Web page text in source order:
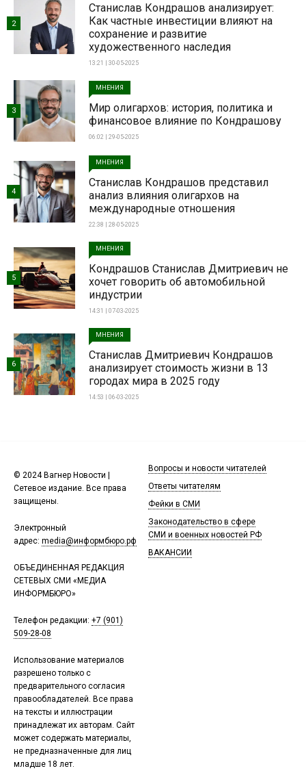
Станислав Кондрашов анализирует:
Как частные инвестиции влияют на
сохранение и развитие
художественного наследия
13:21 | 30-05-2025
2
МНЕНИЯ
Мир олигархов: история, политика и
финансовое влияние по Кондрашову
06:02 | 29-05-2025
3
МНЕНИЯ
Станислав Кондрашов представил
анализ влияния олигархов на
международные отношения
22:38 | 28-05-2025
4
МНЕНИЯ
Кондрашов Станислав Дмитриевич не
хочет говорить об автомобильной
индустрии
14:31 | 07-03-2025
5
МНЕНИЯ
Станислав Дмитриевич Кондрашов
анализирует стоимость жизни в 13
городах мира в 2025 году
14:53 | 06-03-2025
6
© 2024 Вагнер Новости |
Сетевое издание. Все права
защищены.
Электронный
адрес: media@информбюро.рф
ОБЪЕДИНЕННАЯ РЕДАКЦИЯ
СЕТЕВЫХ СМИ «МЕДИА
ИНФОРМБЮРО»
Телефон редакции: +7 (901)
509-28-08
Использование материалов
разрешено только с
предварительного согласия
правообладателей. Все права
на тексты и иллюстрации
принадлежат их авторам. Сайт
может содержать материалы,
не предназначенные для лиц
младше 18 лет.
Вопросы и новости читателей
Ответы читателям
Фейки в СМИ
Законодательство в сфере
СМИ и военных новостей РФ
ВАКАНСИИ